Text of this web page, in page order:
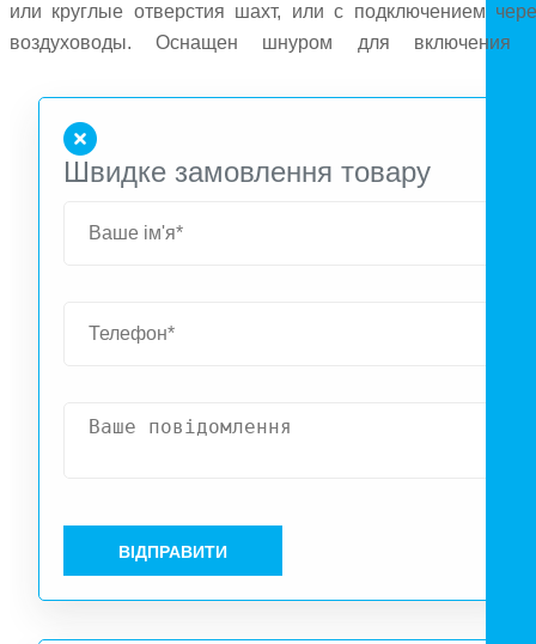
или круглые отверстия шахт, или с подключением
воздуховоды. Оснащен шнуром для включения
корпуса и крыльчатки, двигатели с низким
Современный и стильный внешний вид
дополнит любой интерьер.
Швидке замовлення товару
ВІДПРАВИТИ